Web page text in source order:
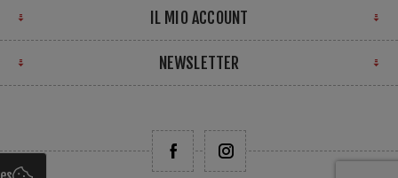
IL MIO ACCOUNT
NEWSLETTER